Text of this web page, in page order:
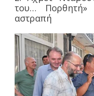
του… Πορθητή»
αστραπή